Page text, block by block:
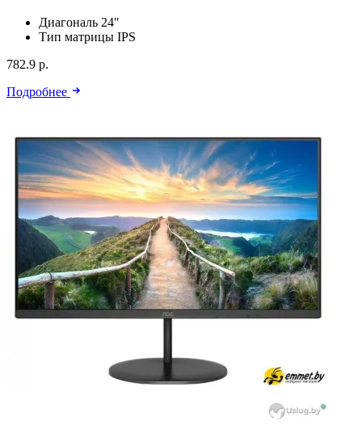
Диагональ 24″
Тип матрицы IPS
782.9 р.
Подробнее